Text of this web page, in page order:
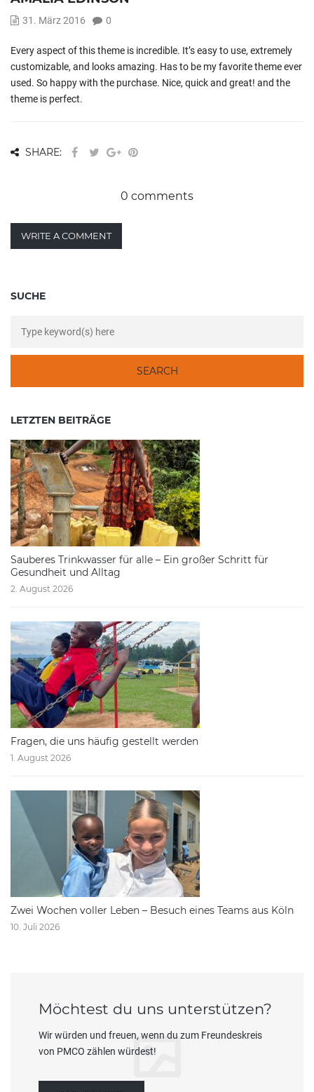
31. März 2016 0
Every aspect of this theme is incredible. It’s easy to use, extremely
customizable, and looks amazing. Has to be my favorite theme ever
used. So happy with the purchase. Nice, quick and great! and the
theme is perfect.
SHARE:
0 comments
WRITE A COMMENT
SUCHE
LETZTEN BEITRÄGE
Sauberes Trinkwasser für alle – Ein großer Schritt für
Gesundheit und Alltag
2. August 2026
Fragen, die uns häufig gestellt werden
1. August 2026
Zwei Wochen voller Leben – Besuch eines Teams aus Köln
10. Juli 2026
Möchtest du uns unterstützen?
Wir würden und freuen, wenn du zum Freundeskreis
von PMCO zählen würdest!